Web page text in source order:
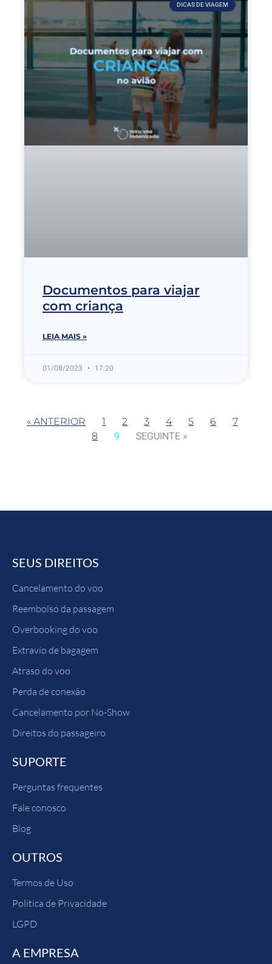
DICAS DE VIAGEM
Documentos para viajar
com criança
LEIA MAIS »
01/08/2023 17:20
« ANTERIOR 1 2 3 4 5 6
7
8
9 SEGUINTE »
SEUS DIREITOS
Cancelamento do voo
Reembolso da passagem
Overbooking do voo
Extravio de bagagem
Atraso do voo
Perda de conexão
Cancelamento por No-Show
Direitos do passageiro
SUPORTE
Perguntas frequentes
Fale conosco
Blog
OUTROS
Termos de Uso
Política de Privacidade
LGPD
A EMPRESA